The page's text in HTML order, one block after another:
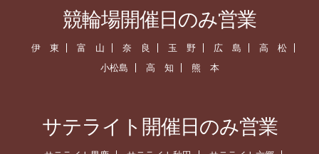
競輪場開催日のみ営業
伊 東 富 山 奈 良 玉 野 広 島
高 松
小松島
高 知 熊 本
サテライト開催日のみ営業